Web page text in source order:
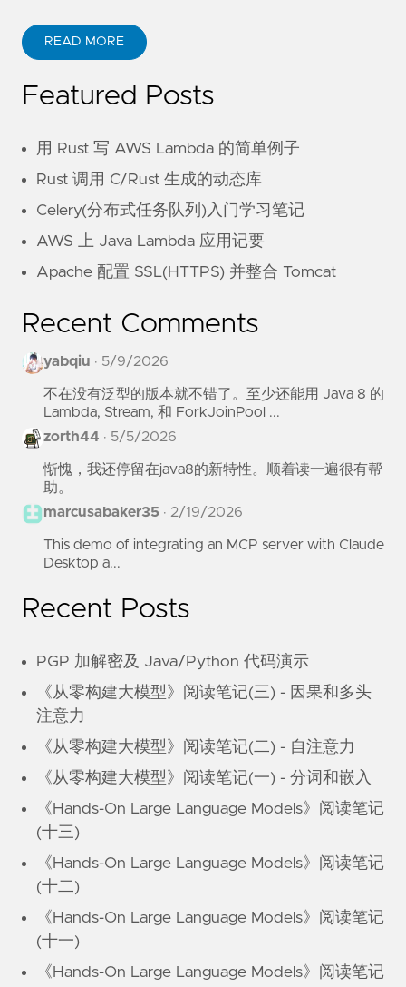
READ MORE
Featured Posts
用 Rust 写 AWS Lambda 的简单例子
Rust 调用 C/Rust 生成的动态库
Celery(分布式任务队列)入门学习笔记
AWS 上 Java Lambda 应用记要
Apache 配置 SSL(HTTPS) 并整合 Tomcat
Recent Comments
yabqiu · 5/9/2026
不在没有泛型的版本就不错了。至少还能用 Java 8 的
Lambda, Stream, 和 ForkJoinPool ...
zorth44 · 5/5/2026
惭愧，我还停留在java8的新特性。顺着读一遍很有帮
助。
marcusabaker35 · 2/19/2026
This demo of integrating an MCP server with Claude
Desktop a...
Recent Posts
PGP 加解密及 Java/Python 代码演示
《从零构建大模型》阅读笔记(三) - 因果和多头
注意力
《从零构建大模型》阅读笔记(二) - 自注意力
《从零构建大模型》阅读笔记(一) - 分词和嵌入
《Hands-On Large Language Models》阅读笔记
(十三)
《Hands-On Large Language Models》阅读笔记
(十二)
《Hands-On Large Language Models》阅读笔记
(十一)
《Hands-On Large Language Models》阅读笔记